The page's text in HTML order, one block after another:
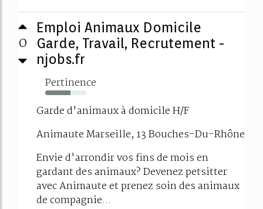
0
Emploi Animaux Domicile
Garde, Travail, Recrutement -
njobs.fr
Pertinence
62%
Garde d'animaux à domicile H/F
Animaute Marseille, 13 Bouches-Du-Rhône
Envie d'arrondir vos fins de mois en
gardant des animaux? Devenez petsitter
avec Animaute et prenez soin des animaux
de compagnie...